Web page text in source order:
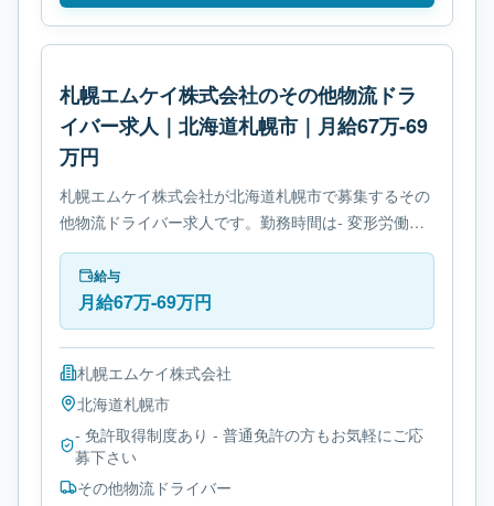
札幌エムケイ株式会社のその他物流ドラ
イバー求人｜北海道札幌市｜月給67万-69
万円
札幌エムケイ株式会社が北海道札幌市で募集するその
他物流ドライバー求人です。勤務時間は- 変形労働時
間制です。必要免許は- 免許取得制度ありです。
給与
月給67万-69万円
札幌エムケイ株式会社
北海道札幌市
- 免許取得制度あり - 普通免許の方もお気軽にご応
募下さい
その他物流ドライバー